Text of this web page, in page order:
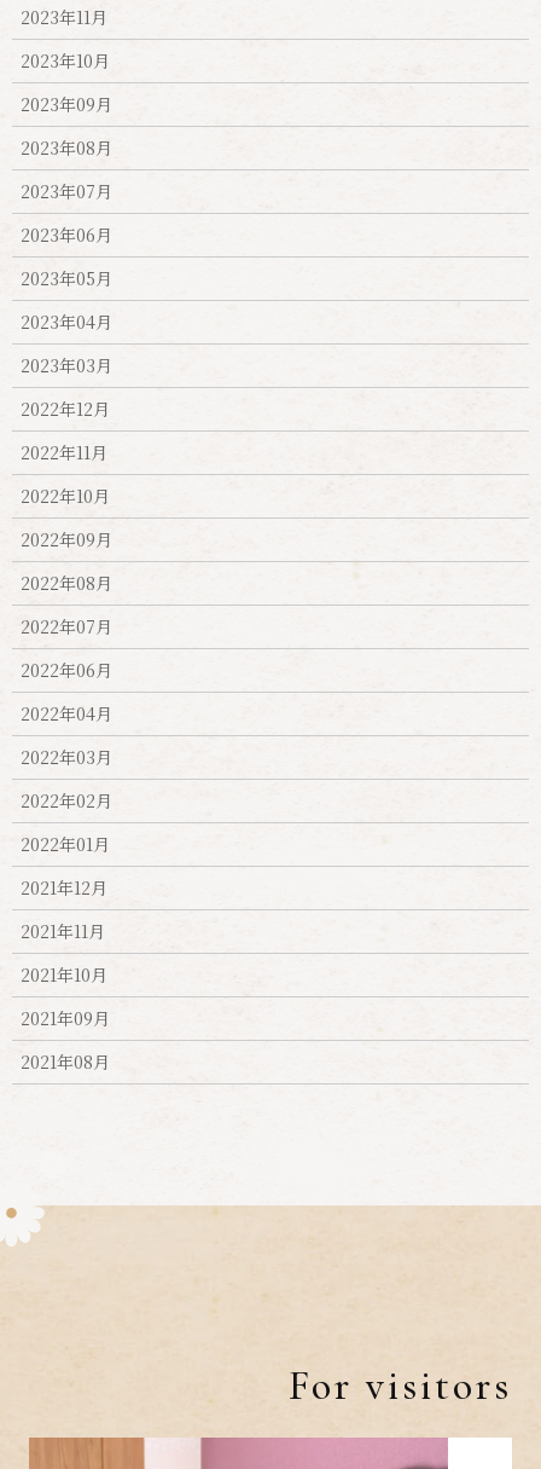
2023年11月
2023年10月
2023年09月
2023年08月
2023年07月
2023年06月
2023年05月
2023年04月
2023年03月
2022年12月
2022年11月
2022年10月
2022年09月
2022年08月
2022年07月
2022年06月
2022年04月
2022年03月
2022年02月
2022年01月
2021年12月
2021年11月
2021年10月
2021年09月
2021年08月
For visitors